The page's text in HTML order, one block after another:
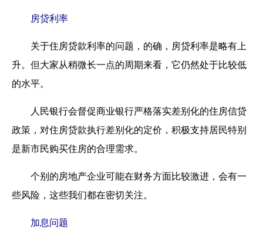
房贷利率
关于住房贷款利率的问题，的确，房贷利率是略有上
升。但大家从稍微长一点的周期来看，它仍然处于比较低
的水平。
人民银行会督促商业银行严格落实差别化的住房信贷
政策，对住房贷款执行差别化的定价，积极支持居民特别
是新市民购买住房的合理需求。
个别的房地产企业可能在财务方面比较激进，会有一
些风险，这些我们都在密切关注。
加息问题